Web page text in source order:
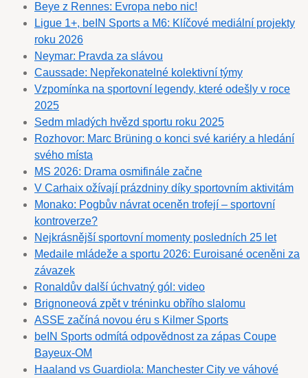
Beye z Rennes: Evropa nebo nic!
Ligue 1+, beIN Sports a M6: Klíčové mediální projekty
roku 2026
Neymar: Pravda za slávou
Caussade: Nepřekonatelné kolektivní týmy
Vzpomínka na sportovní legendy, které odešly v roce
2025
Sedm mladých hvězd sportu roku 2025
Rozhovor: Marc Brüning o konci své kariéry a hledání
svého místa
MS 2026: Drama osmifinále začne
V Carhaix ožívají prázdniny díky sportovním aktivitám
Monako: Pogbův návrat oceněn trofejí – sportovní
kontroverze?
Nejkrásnější sportovní momenty posledních 25 let
Medaile mládeže a sportu 2026: Euroisané oceněni za
závazek
Ronaldův další úchvatný gól: video
Brignoneová zpět v tréninku obřího slalomu
ASSE začíná novou éru s Kilmer Sports
beIN Sports odmítá odpovědnost za zápas Coupe
Bayeux-OM
Haaland vs Guardiola: Manchester City ve váhové